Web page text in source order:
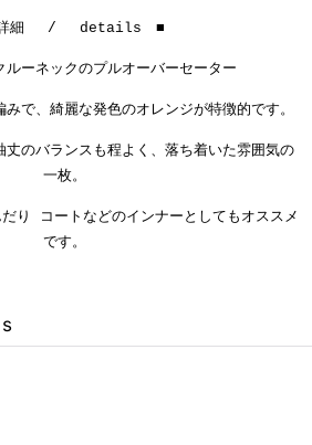
細 / details ■
ーネックのプルオーバーセーター
で、 綺麗な発色のオレンジが特徴的です。
丈のバランスも程よく、落ち着いた雰囲気の
一枚。
り コートなどのインナーとしてもオススメ
です。